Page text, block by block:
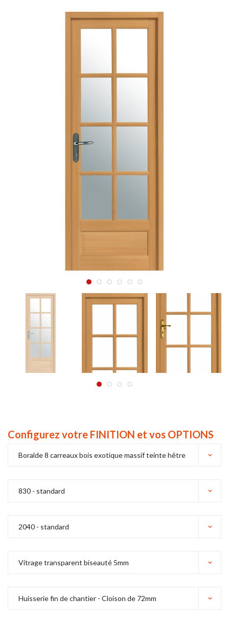
Configurez votre FINITION et vos OPTIONS